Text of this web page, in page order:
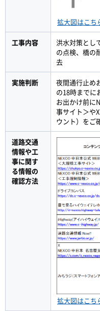
拡大図はこち
工事内容
洪水対策とし
の点検、橋の
去
実施判断
夜間通行止め
の18時までに
お出かけ前に
事サイト＞や
ウント）をご
道路交通
情報や工
事に関す
る情報の
確認方法
拡大図はこち